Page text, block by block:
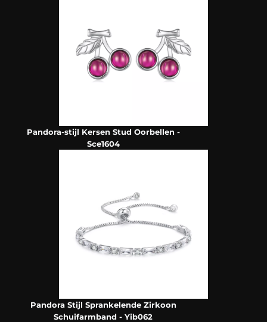
Pandora-stijl Kersen Stud Oorbellen -
Sce1604
Pandora Stijl Sprankelende Zirkoon
Schuifarmband - Yib062